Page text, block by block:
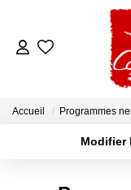
Accueil Programmes
Modifier